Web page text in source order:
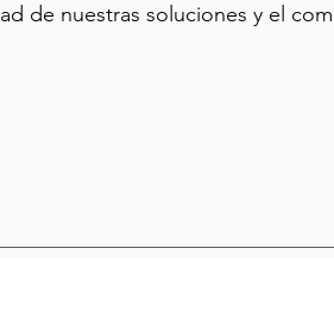
de nuestras soluciones y el